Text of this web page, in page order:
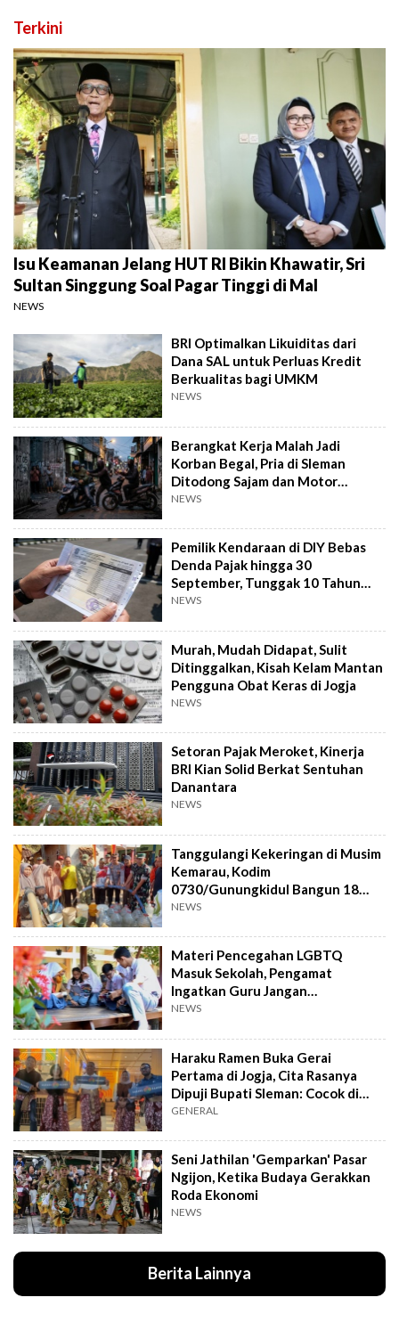
Terkini
Isu Keamanan Jelang HUT RI Bikin Khawatir, Sri
Sultan Singgung Soal Pagar Tinggi di Mal
NEWS
BRI Optimalkan Likuiditas dari
Dana SAL untuk Perluas Kredit
Berkualitas bagi UMKM
NEWS
Berangkat Kerja Malah Jadi
Korban Begal, Pria di Sleman
Ditodong Sajam dan Motor
Digasak
NEWS
Pemilik Kendaraan di DIY Bebas
Denda Pajak hingga 30
September, Tunggak 10 Tahun
Cukup Bayar 5 Tahun
NEWS
Murah, Mudah Didapat, Sulit
Ditinggalkan, Kisah Kelam Mantan
Pengguna Obat Keras di Jogja
NEWS
Setoran Pajak Meroket, Kinerja
BRI Kian Solid Berkat Sentuhan
Danantara
NEWS
Tanggulangi Kekeringan di Musim
Kemarau, Kodim
0730/Gunungkidul Bangun 18
Titik Sumur Bor
NEWS
Materi Pencegahan LGBTQ
Masuk Sekolah, Pengamat
Ingatkan Guru Jangan
Menghakimi Siswa
NEWS
Haraku Ramen Buka Gerai
Pertama di Jogja, Cita Rasanya
Dipuji Bupati Sleman: Cocok di
Lidah!
GENERAL
Seni Jathilan 'Gemparkan' Pasar
Ngijon, Ketika Budaya Gerakkan
Roda Ekonomi
NEWS
Berita Lainnya